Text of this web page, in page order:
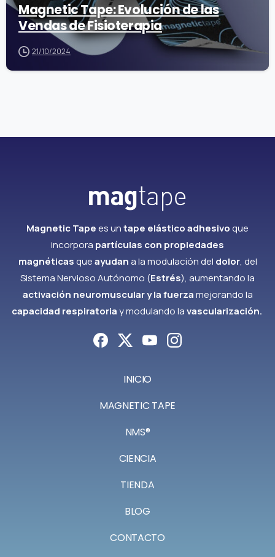
Magnetic Tape: Evolución de las
Vendas de Fisioterapia
21/10/2024
Magnetic Tapees untape elástico adhesivoque
incorpora partículas con propiedades
magnéticasqueayudana la modulación del dolor, del
Sistema Nervioso Autónomo (Estrés), aumentando la
activación neuromuscular y la fuerzamejorando la
capacidad respiratoriay modulando lavascularización.
INICIO
MAGNETIC TAPE
NMS®
CIENCIA
TIENDA
BLOG
CONTACTO